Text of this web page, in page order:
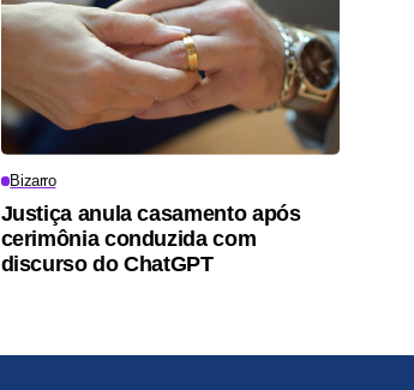
Bizarro
Justiça anula casamento após
cerimônia conduzida com
discurso do ChatGPT